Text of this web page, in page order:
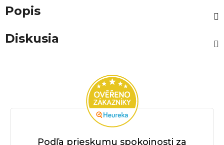
Popis
Diskusia
Podľa prieskumu spokojnosti za